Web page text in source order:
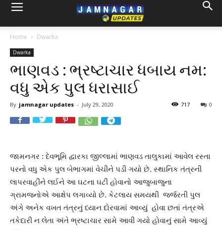
Home Dwarka
Dwarka
ભાણવડ : ભ્રષ્ટાચાર ધબાય નમ:
વધુ એક પુલ ધરાસાઈ
By jamnagar updates - July 29, 2020 0
717
જામનગર : દેવભૂમિ દ્વારકા જીલ્લામાં ભાણવડ તાલુકામાં આવેલ રસ્તા
પરનો વધુ એક પુલ બેભાગમાં વેચીને પડી ગયો છે. સ્થાનિક તંત્રની
લાપરવાહીને લઈને આ ઘટના ઘટી હોવાનો આજુબાજુના
ગ્રામજનોએ આક્ષેપ લગાવ્યો છે. કેટલાય સમયથી જર્જરતી પુલ
અંગે અનેક વખત તંત્રનું ધ્યાન દોરવામાં આવ્યું હોવા છતાં તંત્રએ
તકેદારી ન લેતા અંતે ભ્રષ્ટાચાર સામે આવી ગયો હોવાનું સામે આવ્યું